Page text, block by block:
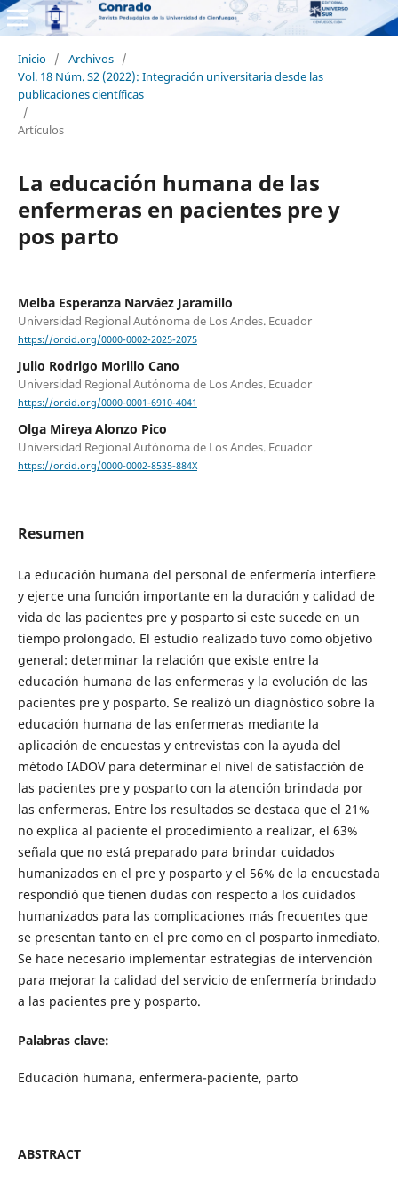
Inicio / Archivos /
Vol. 18 Núm. S2 (2022): Integración universitaria desde las
publicaciones científicas
/
Artículos
La educación humana de las
enfermeras en pacientes pre y
pos parto
Melba Esperanza Narváez Jaramillo
Universidad Regional Autónoma de Los Andes. Ecuador
https://orcid.org/0000-0002-2025-2075
Julio Rodrigo Morillo Cano
Universidad Regional Autónoma de Los Andes. Ecuador
https://orcid.org/0000-0001-6910-4041
Olga Mireya Alonzo Pico
Universidad Regional Autónoma de Los Andes. Ecuador
https://orcid.org/0000-0002-8535-884X
Resumen
La educación humana del personal de enfermería interfiere
y ejerce una función importante en la duración y calidad de
vida de las pacientes pre y posparto si este sucede en un
tiempo prolongado. El estudio realizado tuvo como objetivo
general: determinar la relación que existe entre la
educación humana de las enfermeras y la evolución de las
pacientes pre y posparto. Se realizó un diagnóstico sobre la
educación humana de las enfermeras mediante la
aplicación de encuestas y entrevistas con la ayuda del
método IADOV para determinar el nivel de satisfacción de
las pacientes pre y posparto con la atención brindada por
las enfermeras. Entre los resultados se destaca que el 21%
no explica al paciente el procedimiento a realizar, el 63%
señala que no está preparado para brindar cuidados
humanizados en el pre y posparto y el 56% de la encuestada
respondió que tienen dudas con respecto a los cuidados
humanizados para las complicaciones más frecuentes que
se presentan tanto en el pre como en el posparto inmediato.
Se hace necesario implementar estrategias de intervención
para mejorar la calidad del servicio de enfermería brindado
a las pacientes pre y posparto.
Palabras clave:
Educación humana, enfermera-paciente, parto
ABSTRACT